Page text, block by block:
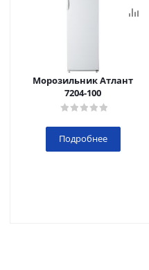
Морозильник Атлант
7204-100
Подробнее